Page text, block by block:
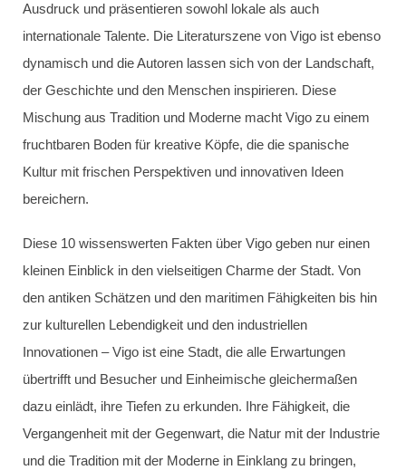
Ausdruck und präsentieren sowohl lokale als auch
internationale Talente. Die Literaturszene von Vigo ist ebenso
dynamisch und die Autoren lassen sich von der Landschaft,
der Geschichte und den Menschen inspirieren. Diese
Mischung aus Tradition und Moderne macht Vigo zu einem
fruchtbaren Boden für kreative Köpfe, die die spanische
Kultur mit frischen Perspektiven und innovativen Ideen
bereichern.
Diese 10 wissenswerten Fakten über Vigo geben nur einen
kleinen Einblick in den vielseitigen Charme der Stadt. Von
den antiken Schätzen und den maritimen Fähigkeiten bis hin
zur kulturellen Lebendigkeit und den industriellen
Innovationen – Vigo ist eine Stadt, die alle Erwartungen
übertrifft und Besucher und Einheimische gleichermaßen
dazu einlädt, ihre Tiefen zu erkunden. Ihre Fähigkeit, die
Vergangenheit mit der Gegenwart, die Natur mit der Industrie
und die Tradition mit der Moderne in Einklang zu bringen,